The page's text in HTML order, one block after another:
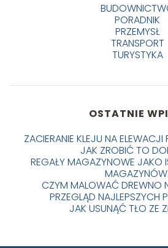
PORADNIK
PRZEMYSŁ
TRANSPORT
TURYSTYKA
OSTATNIE
ZACIERANIE KLEJU NA
JAK ZROBIĆ TO
REGAŁY MAGAZYNOWE JAKO
MAGAZYNÓW.
CZYM MALOWAĆ DREWNO
PRZEGLĄD NAJLEPSZYCH
JAK USUNĄĆ TŁO ZE